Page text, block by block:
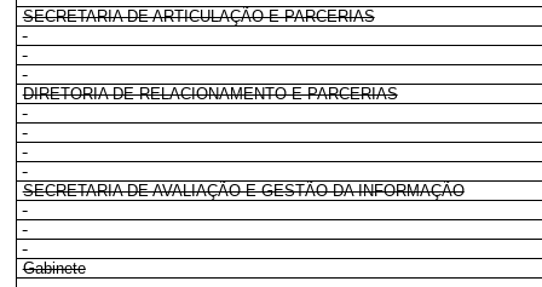
SECRETARIA DE ARTICULAÇÃO E PARCERIAS
DIRETORIA DE RELACIONAMENTO E PARCERIAS
SECRETARIA DE AVALIAÇÃO E GESTÃO DA INFORMAÇÃO
Gabinete